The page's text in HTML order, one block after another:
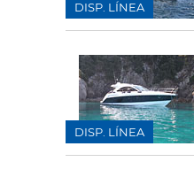
DISP. LÍNEA
DISP. LÍNEA